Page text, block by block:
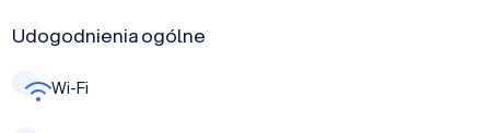
Udogodnienia ogólne
Wi-Fi